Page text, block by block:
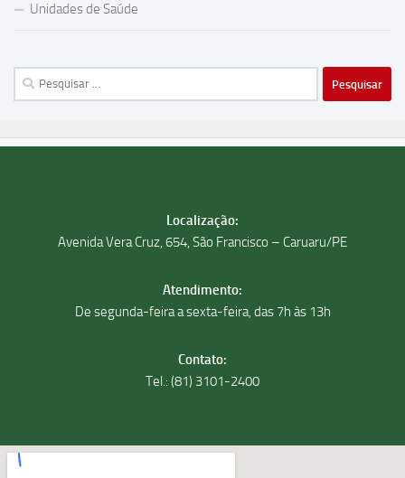
Unidades de Saúde
Pesquisar
por:
Localização:
Avenida Vera Cruz, 654, São Francisco – Caruaru/PE
Atendimento:
De segunda-feira a sexta-feira, das 7h às 13h
Contato:
Tel.: (81) 3101-2400